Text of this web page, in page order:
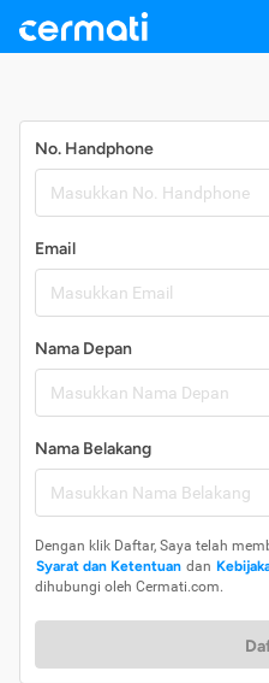
No. Handphone
Email
Nama Depan
Nama Belakang
Dengan klik Daftar, Saya telah
Syarat dan Ketentuan dan
dihubungi oleh Cermati.com.